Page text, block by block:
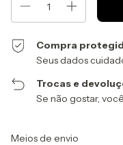
Compra
Seus dados
Trocas e
Se não gostar,
Entregas para o CEP:
Meios de envio